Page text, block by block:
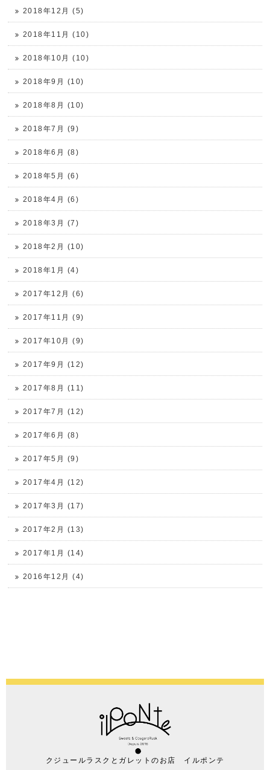
2018年12月 (5)
2018年11月 (10)
2018年10月 (10)
2018年9月 (10)
2018年8月 (10)
2018年7月 (9)
2018年6月 (8)
2018年5月 (6)
2018年4月 (6)
2018年3月 (7)
2018年2月 (10)
2018年1月 (4)
2017年12月 (6)
2017年11月 (9)
2017年10月 (9)
2017年9月 (12)
2017年8月 (11)
2017年7月 (12)
2017年6月 (8)
2017年5月 (9)
2017年4月 (12)
2017年3月 (17)
2017年2月 (13)
2017年1月 (14)
2016年12月 (4)
クジュールラスクとガレットのお店 イルポンテ